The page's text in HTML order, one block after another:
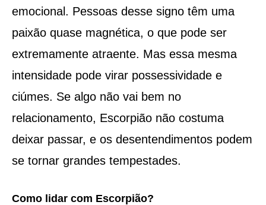
emocional. Pessoas desse signo têm uma
paixão quase magnética, o que pode ser
extremamente atraente. Mas essa mesma
intensidade pode virar possessividade e
ciúmes. Se algo não vai bem no
relacionamento, Escorpião não costuma
deixar passar, e os desentendimentos podem
se tornar grandes tempestades.
Como lidar com Escorpião?